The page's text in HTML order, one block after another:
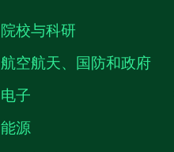
院校与科研
航空航天、国防和政府
电子
能源